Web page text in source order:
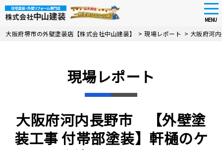
Skip
MENU
大阪府堺市の外壁塗装店【株式会社中山建装】 >現場レポート > 大阪府河
現場レポート
大阪府河内長野市 【外壁塗
装工事 付帯部塗装】軒樋のケ